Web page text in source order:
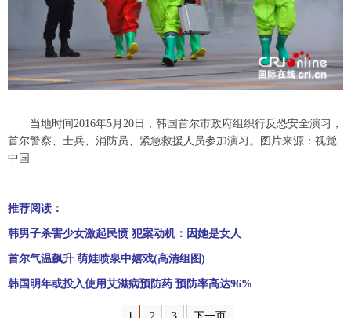
新华电视中文 新华电视英文 返回PC
当地时间2016年5月20日，韩国首尔市政府组织行反恐安全演习，
首尔警察、士兵、消防员、紧急救援人员参加演习。图片来源：视觉
中国
推荐阅读：
韩男子杀害少女激起民愤 犯案动机：因她是女人
首尔气温飙升 萌娃喷泉中嬉戏(高清组图)
韩国明年或投入使用艾滋病预防药 预防率高达96%